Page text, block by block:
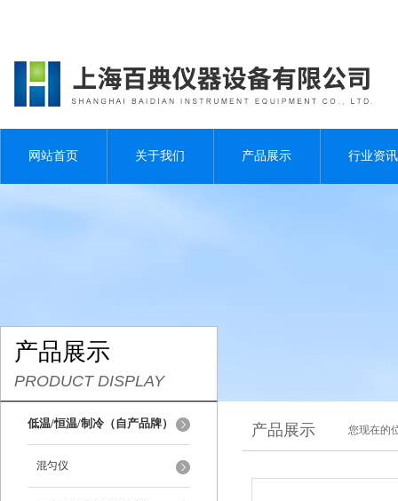
网站首页 关于我们 产品展示 行业资讯
产品展示
PRODUCT DISPLAY
低温/恒温/制冷（自产品牌）
混匀仪
产品展示 您现在的